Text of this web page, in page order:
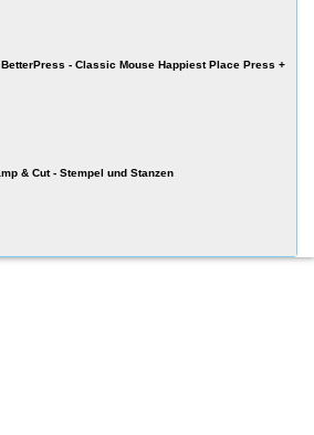
- Classic Mouse Happiest Place Press +
& Cut - Stempel und Stanzen